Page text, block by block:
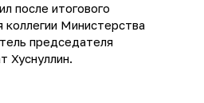
после итогового
коллегии Министерства
председателя
Хуснуллин.